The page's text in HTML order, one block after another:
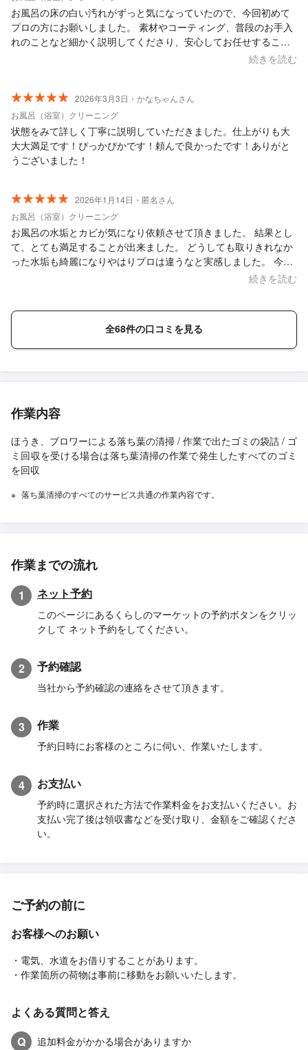
お風呂の床の白い汚れがずっと気になっていたので、今回初めて
プロの方にお願いしました。 素材やコーティング、普段のお手入
れのことなど細かく説明してくださり、安心してお任せすること
ができました！ お風呂は床も壁も全てピカピカで大満足です！ ま
続きを読む
2026年3月3日・かなちゃんさん
お風呂（浴室）クリーニング
状態をみて詳しく丁寧に説明していただきました。仕上がりも大
大大満足です！ぴっかぴかです！頼んで良かったです！ありがと
うございました！
2026年1月14日・匿名さん
お風呂（浴室）クリーニング
お風呂の水垢とカビが気になり依頼させて頂きました。 結果とし
て、とても満足することが出来ました。 どうしても取りきれなか
った水垢も綺麗になりやはりプロは違うなと実感しました。 今後
の維持方法も教えて頂いたので、綺麗な状態を保てるように頑張
続きを読む
全68件の口コミを見る
作業内容
ほうき、ブロワーによる落ち葉の清掃 / 作業で出たゴミの袋詰 / ゴ
ミ回収を受ける場合は落ち葉清掃の作業で発生したすべてのゴミ
を回収
落ち葉清掃のすべてのサービス共通の作業内容です。
作業までの流れ
1 ネット予約
このページにあるくらしのマーケットの予約ボタンをクリッ
クして ネット予約をしてください。
2 予約確認
当社から予約確認の連絡をさせて頂きます。
3 作業
予約日時にお客様のところに伺い、作業いたします。
4 お支払い
予約時に選択された方法で作業料金をお支払いください。お
支払い完了後は領収書などを受け取り、金額をご確認くださ
い。
ご予約の前に
お客様へのお願い
・電気、水道をお借りすることがあります。
・作業箇所の荷物は事前に移動をお願いいたします。
よくある質問と答え
Q
追加料金がかかる場合がありますか